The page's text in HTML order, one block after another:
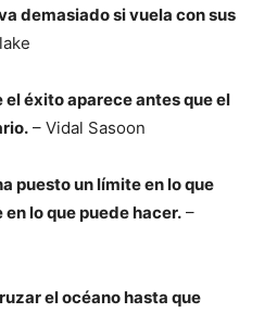
demasiado si vuela con sus
éxito aparece antes que el
– Vidal Sasoon
puesto un límite en lo que
lo que puede hacer. –
el océano hasta que